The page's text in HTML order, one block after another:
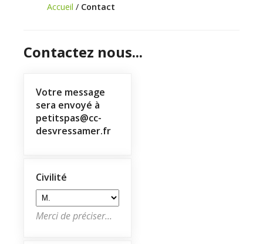
communes
Naturéo
Office
Offres
d'emploi
Accueil / Contact
Contactez nous...
Votre message
sera envoyé à
petitspas@cc-
desvressamer.fr
Civilité
Merci de préciser...